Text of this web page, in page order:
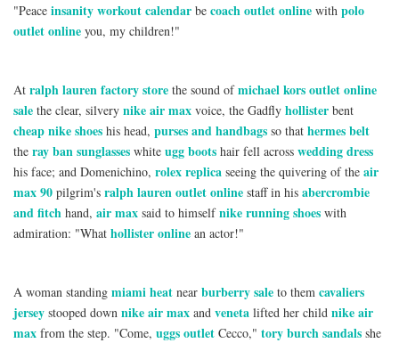
"Peace insanity workout calendar be coach outlet online with polo
outlet online you, my children!"
At ralph lauren factory store the sound ofmichael kors outlet online
sale the clear, silvery nike air max voice, the Gadfly hollister bent
cheap nike shoes his head, purses and handbags so that hermes belt
the ray ban sunglasses white ugg boots hair fell across wedding dress
his face; and Domenichino, rolex replica seeing the quivering of the air
max 90 pilgrim's ralph lauren outlet online staff in his abercrombie
and fitch hand, air max said to himselfnike running shoes with
admiration: "What hollister online an actor!"
A woman standing miami heat near burberry sale to them cavaliers
jersey stooped down nike air max and veneta lifted her child nike air
max from the step. "Come, uggs outlet Cecco," tory burch sandals she